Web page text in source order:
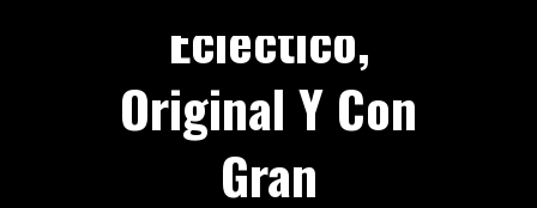
Ecléctico,
Original Y Con
Gran